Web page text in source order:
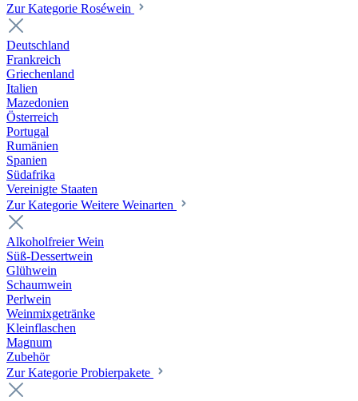
Zur Kategorie Roséwein
Deutschland
Frankreich
Griechenland
Italien
Mazedonien
Österreich
Portugal
Rumänien
Spanien
Südafrika
Vereinigte Staaten
Zur Kategorie Weitere Weinarten
Alkoholfreier Wein
Süß-Dessertwein
Glühwein
Schaumwein
Perlwein
Weinmixgetränke
Kleinflaschen
Magnum
Zubehör
Zur Kategorie Probierpakete